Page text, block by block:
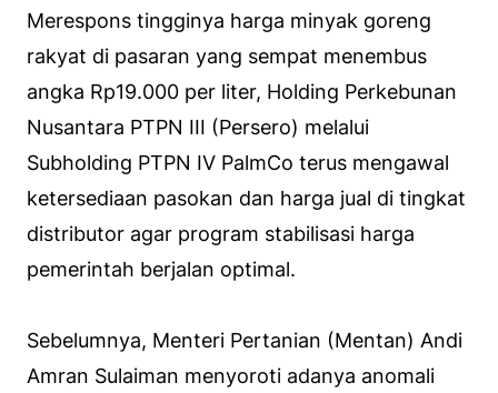
Merespons tingginya harga minyak goreng
rakyat di pasaran yang sempat menembus
angka Rp19.000 per liter, Holding Perkebunan
Nusantara PTPN III (Persero) melalui
Subholding PTPN IV PalmCo terus mengawal
ketersediaan pasokan dan harga jual di tingkat
distributor agar program stabilisasi harga
pemerintah berjalan optimal.
Sebelumnya, Menteri Pertanian (Mentan) Andi
Amran Sulaiman menyoroti adanya anomali